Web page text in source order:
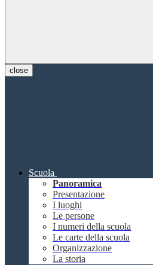
close
Scuola
Panoramica
Presentazione
I luoghi
Le persone
I numeri della scuola
Le carte della scuola
Organizzazione
La storia